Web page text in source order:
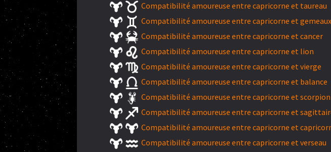
Compatibilité amoureuse entre capricorne et taureau
Compatibilité amoureuse entre capricorne et gemeaux
Compatibilité amoureuse entre capricorne et cancer
Compatibilité amoureuse entre capricorne et lion
Compatibilité amoureuse entre capricorne et vierge
Compatibilité amoureuse entre capricorne et balance
Compatibilité amoureuse entre capricorne et scorpion
Compatibilité amoureuse entre capricorne et
Compatibilité amoureuse entre capricorne et
Compatibilité amoureuse entre capricorne et verseau